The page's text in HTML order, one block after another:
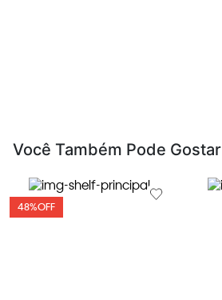
Você Também Pode Gostar
48%OFF